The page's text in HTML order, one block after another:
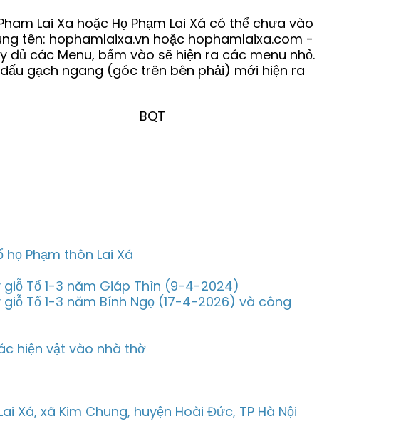
Lai Xa hoặc Họ Phạm Lai Xá có thể chưa vào
tên: hophamlaixa.vn hoặc hophamlaixa.com -
đủ các Menu, bấm vào sẽ hiện ra các menu nhỏ.
gạch ngang (góc trên bên phải) mới hiện ra
Phạm thôn Lai Xá
Tổ 1-3 năm Giáp Thìn (9-4-2024)
Tổ 1-3 năm Bính Ngọ (17-4-2026) và công
hiện vật vào nhà thờ
Xá, xã Kim Chung, huyện Hoài Đức, TP Hà Nội